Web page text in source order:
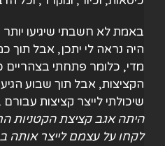
באמת לא חשבתי שיגיעו
היה נראה לי יתכן, אבל תוך
מדי, כלומר פתחתי בצהריים
הקציצות, אבל תוך שבוע
שיכולתי לייצר קציצות
היתה אגב קציצת הקטניות
לקחו על עצמם לייצר אותה